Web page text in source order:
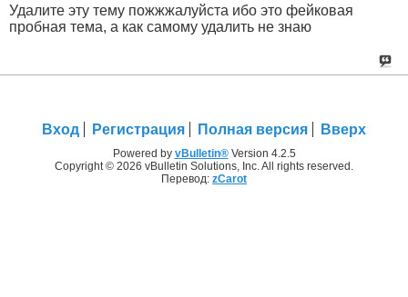
Удалите эту тему пожжжалуйста ибо это фейковая
пробная тема, а как самому удалить не знаю
Вход Регистрация Полная версия Вверх
Powered by vBulletin®Version 4.2.5
Copyright © 2026 vBulletin Solutions, Inc. All rights reserved.
Перевод: zCarot